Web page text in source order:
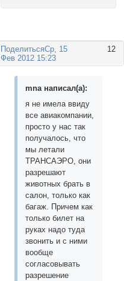
Поделиться 12
Ср, 15
Фев 2012 15:23
mnа написал(а):
я не имела ввиду
все авиакомпании,
просто у нас так
получалось, что
мы летали
ТРАНСАЭРО, они
разрешают
животных брать в
салон, только как
багаж. Причем как
только билет на
руках надо туда
звонить и с ними
вообще
согласовывать
разрешение